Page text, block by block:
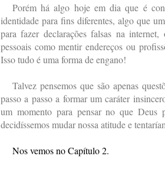
Porém há algo hoje em dia que é
identidade para fins diferentes, algo que
para fazer declarações falsas na
pessoais como mentir endereços ou
Isso tudo é uma forma de engano!
Talvez pensemos que são apenas
passo a passo a formar um caráter
um momento para pensar no que Deus
decidíssemos mudar nossa atitude e
Nos vemos no Capítulo 2.